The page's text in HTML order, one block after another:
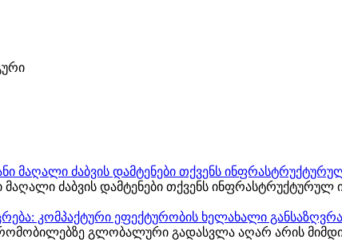
ძაბვის დამტენები თქვენს ინფრასტრუქტურულ
გლობალური გადასვლა აღარ არის